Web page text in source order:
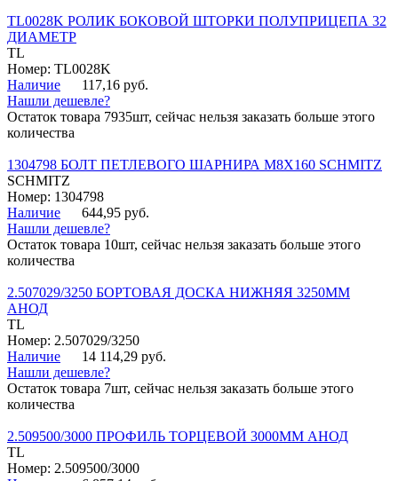
TL0028K РОЛИК БОКОВОЙ ШТОРКИ ПОЛУПРИЦЕПА 32
ДИАМЕТР
TL
Номер: TL0028K
Наличие
117,16 руб.
Нашли дешевле?
Остаток товара 7935шт, сейчас нельзя заказать больше этого
количества
1304798 БОЛТ ПЕТЛЕВОГО ШАРНИРА М8Х160 SCHMITZ
SCHMITZ
Номер: 1304798
Наличие
644,95 руб.
Нашли дешевле?
Остаток товара 10шт, сейчас нельзя заказать больше этого
количества
2.507029/3250 БОРТОВАЯ ДОСКА НИЖНЯЯ 3250ММ
АНОД
TL
Номер: 2.507029/3250
Наличие
14 114,29 руб.
Нашли дешевле?
Остаток товара 7шт, сейчас нельзя заказать больше этого
количества
2.509500/3000 ПРОФИЛЬ ТОРЦЕВОЙ 3000ММ АНОД
TL
Номер: 2.509500/3000